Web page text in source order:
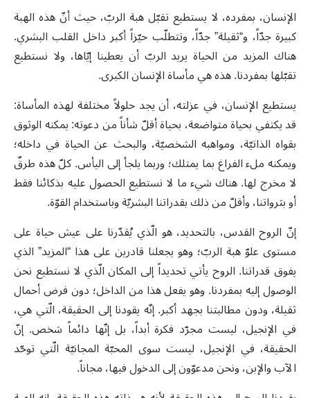
الإنسان، بمفرده، لا يستطيع تقبّل هبة الربّ، حيث أنّ هذه الهبة
كبيرة جدّاً، و“ثقيلة” جدّاً، وتتطلّب حيّزاً أكبر داخل القلب البشري.
هناك المزيد من الحياة يريد الربّ أن يعطينا إيّاها، ولا نستطيع
تقبّلها بمفردنا. هذه هي مأساة الإنسان الكبرى.
يستطيع الإنسان، في عزلته، أن يجد حلولاً مختلفة لهذه المأساة:
قد يكتفي بحياة متواضعة، بحياة أقلّ شأناً من دعوته: يمكنه الوثوق
بقواه الذاتيّة، ومواهبه الشخصيّة، والبحث عن الحياة في داخله؛
ويمكنه ملء الفراغ بما يمتلك؛ وربما يلجأ إلى اليأس. كلّ هذه طرقٌ
لا مخرج لها. هناك شيء ما لا نستطيع الحصول عليه بذكائنا فقط
أو بثرواتنا، وأقلّ من ذلك بقدراتنا البشريّة وباستخدام القوّة.
إنّ الروح القدس، بالتحديد، هو الّذي يُقدّرنا على عيش حياة على
مستوى علوّ هبة الربّ؛ وهو يجعلنا قادرين على هذا “المزيد” الذي
يفوق قدراتنا. الروح يأتي تحديداً إلى المكان الّذي لا نستطيع نحن
الوصول إليه بمفردنا. وهو يفعل هذا من الداخل؛ دون فرض أحمال
ثقيلة، ودون مطالبتنا بجهد أكبر. إنّه يقودنا إلى الحقيقة، الّتي هي،
في الإنجيل، ليست مجرّد فكرة أبداً، بل إنّها دائماً شخص. إنّ
الحقيقة، في الإنجيل، ليست سوى المحبّة المجانيّة الّتي توحّد
الآب والإبن، ونحن مدعوّون إلى الدخول فيها، مجاناً.